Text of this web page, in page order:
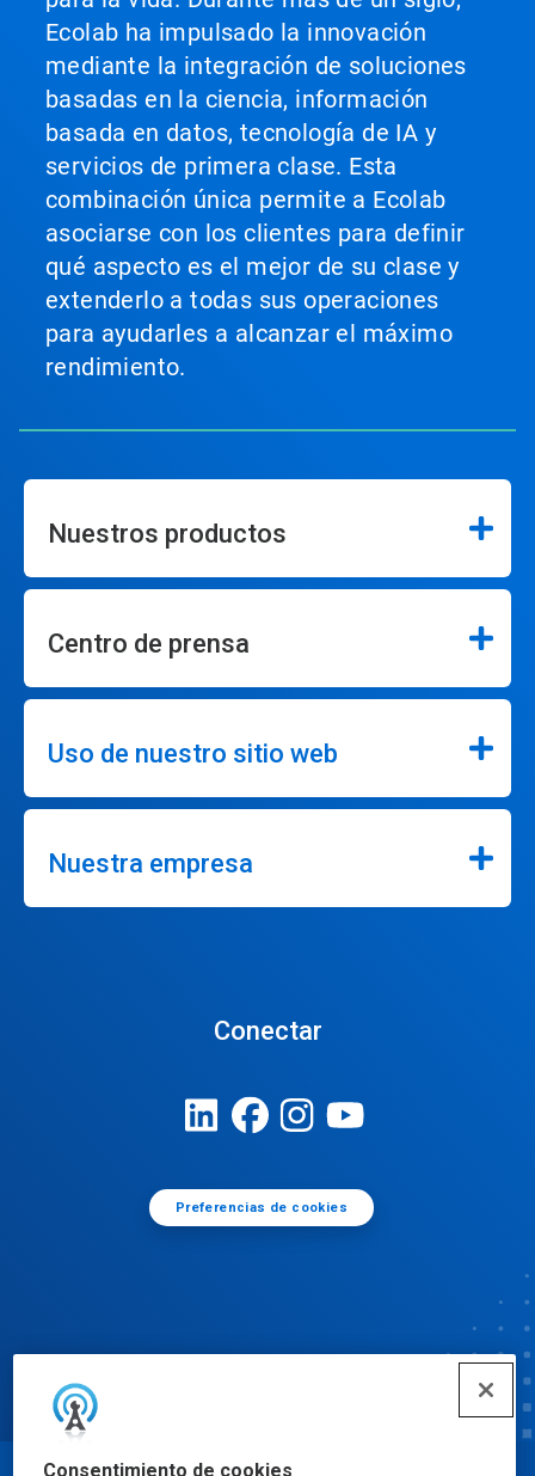
Consentimiento de cookies
Ecolab ha impulsado la innovación
mediante la integración de soluciones
basadas en la ciencia, información
basada en datos, tecnología de IA y
servicios de primera clase. Esta
combinación única permite a Ecolab
asociarse con los clientes para definir
qué aspecto es el mejor de su clase y
extenderlo a todas sus operaciones
para ayudarles a alcanzar el máximo
rendimiento.
Nuestros productos
Centro de prensa
Uso de nuestro sitio web
Nuestra empresa
Conectar
Preferencias de cookies